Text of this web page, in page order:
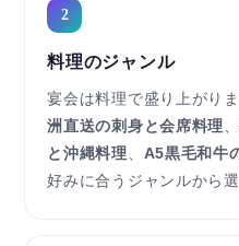
2
料理のジャンル
宴会は料理で盛り上がり
洲直送の刺身と会席料理
と沖縄料理
A5黒毛和牛
好みに合うジャンルから